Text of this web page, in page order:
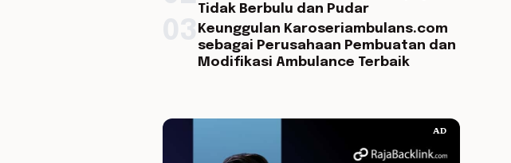
Tidak Berbulu dan Pudar
Keunggulan Karoseriambulans.com
sebagai Perusahaan Pembuatan dan
Modifikasi Ambulance Terbaik
AD